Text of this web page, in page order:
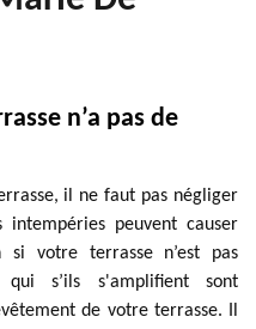
n’a pas de
il ne faut pas négliger
peuvent causer
si votre terrasse n’est pas
qui s’ils s'amplifient sont
de votre terrasse. Il